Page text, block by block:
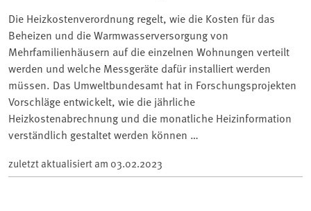
Die Heizkostenverordnung regelt, wie die Kosten für das
Beheizen und die Warmwasserversorgung von
Mehrfamilienhäusern auf die einzelnen Wohnungen verteilt
werden und welche Messgeräte dafür installiert werden
müssen. Das Umweltbundesamt hat in Forschungsprojekten
Vorschläge entwickelt, wie die jährliche
Heizkostenabrechnung und die monatliche Heizinformation
verständlich gestaltet werden können …
zuletzt aktualisiert am 03.02.2023